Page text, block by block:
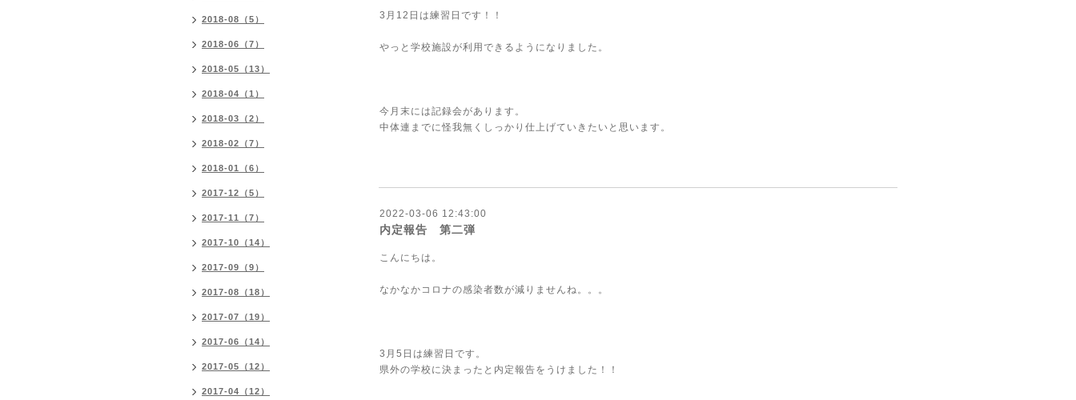
3月12日は練習日です！！
やっと学校施設が利用できるようになりました。
今月末には記録会があります。
中体連までに怪我無くしっかり仕上げていきたいと思います。
2022-03-06 12:43:00
内定報告 第二弾
こんにちは。
なかなかコロナの感染者数が減りませんね。。。
3月5日は練習日です。
県外の学校に決まったと内定報告をうけました！！
2018-08（5）
2018-06（7）
2018-05（13）
2018-04（1）
2018-03（2）
2018-02（7）
2018-01（6）
2017-12（5）
2017-11（7）
2017-10（14）
2017-09（9）
2017-08（18）
2017-07（19）
2017-06（14）
2017-05（12）
2017-04（12）